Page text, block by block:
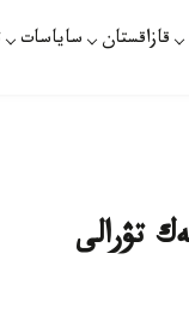
قازاقستان ساياسات
تۋرالى